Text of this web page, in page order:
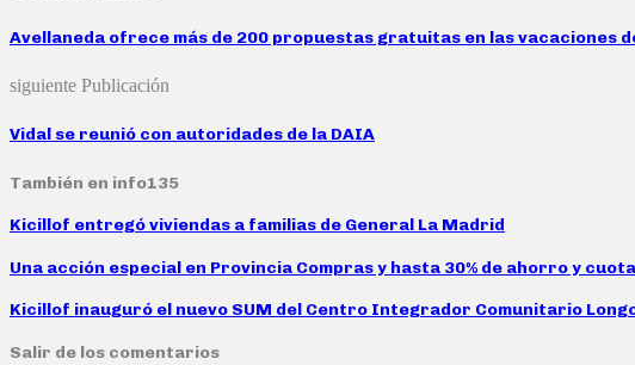
Avellaneda ofrece más de 200 propuestas gratuitas en las vacaciones
siguiente Publicación
Vidal se reunió con autoridades de la DAIA
También en info135
Kicillof entregó viviendas a familias de General La Madrid
Una acción especial en Provincia Compras y hasta 30% de ahorro y
Kicillof inauguró el nuevo SUM del Centro Integrador Comunitario
Salir de los comentarios